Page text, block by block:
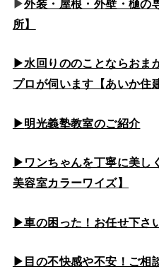
▶外装・屋根・外壁・樋の
所】
▶水回りののことならおま
プロが伺います【あいか住
▶明光義塾教室のご紹介
▶ワンちゃんを丁寧に美し
美容室カラーワイズ】
▶車の困った！お任せ下さ
▶目の不快感や不安！ご相